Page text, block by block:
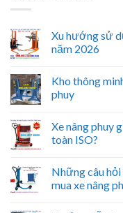
Xu hướng sử
năm 2026
Kho thông
phuy
Xe nâng phuy
toàn ISO?
Những câu
mua xe nâng